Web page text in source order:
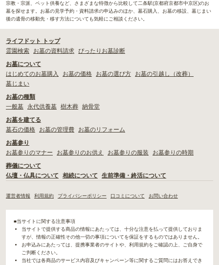
宗教・宗派、ペット供養など、さまざまな特徴から比較して二条駅(京都府京都市中京区)のお
墓を探せます。お墓の見学予約・資料請求の申込みのほか、墓石購入、お墓の移設、墓じまい
後の遺骨の移動先・移す方法についても気軽にご相談ください。
ライフドット トップ
霊園検索
お墓の資料請求 ぴったりお墓診断
お墓について
はじめてのお墓購入
お墓の価格 お墓の選び方
お墓の引越し（改葬）
墓じまい
お墓の種類
一般墓
永代供養墓 樹木葬 納骨堂
お墓を建てる
墓石の価格
お墓の管理費
お墓のリフォーム
お墓参り
お墓参りのマナー
お墓参りのお供え お墓参りの服装
お墓参りの時期
葬儀について
仏壇・仏具について
相続について 生前準備・終活について
運営者情報 利用規約 プライバシーポリシー 口コミについて お問い合わせ
■当サイトに関する注意事項
当サイトで提供する商品の情報にあたっては、十分な注意を払って提供しておりま
すが、情報の正確性その他一切の事項についてを保証をするものではありません。
お申込みにあたっては、提携事業者のサイトや、利用規約をご確認の上、ご自身で
ご判断ください。
当社では各商品のサービス内容及びキャンペーン等に関するご質問にはお答えでき